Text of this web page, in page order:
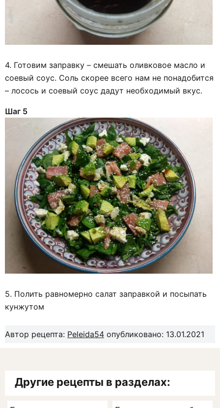
4. Готовим заправку – смешать оливковое масло и
соевый соус. Соль скорее всего нам не понадобится
– лосось и соевый соус дадут необходимый вкус.
Шаг 5
5. Полить равномерно салат заправкой и посыпать
кунжутом
Автор рецепта: Peleida54 опубликовано: 13.01.2021
Другие рецепты в разделах: